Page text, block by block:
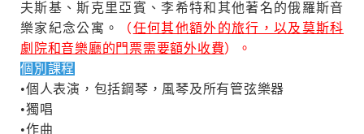
夫斯基、斯克里亞賓、李希特和其他著名的俄羅斯音
樂家紀念公寓。
（任何其他額外的旅行，以及莫斯科
劇院和音樂廳的門票需要額外收費）。
個別課程
•個人表演，包括鋼琴，風琴及所有管弦樂器
•獨唱
•作曲